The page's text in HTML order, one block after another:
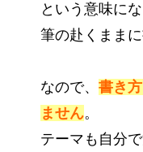
という意味に
筆の赴くまま
なので、 書き
ません。
テーマも自分